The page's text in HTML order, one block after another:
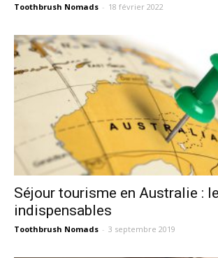
Toothbrush Nomads - 18 février 2022
Séjour tourisme en Australie :
indispensables
Toothbrush Nomads - 3 septembre 2019